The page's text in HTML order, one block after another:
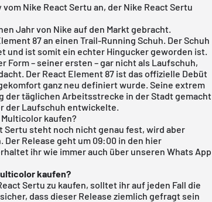
Nike React Sertu an, der Nike React Sertu
Jahr von Nike auf den Markt gebracht.
87 an einen Trail-Running Schuh. Der Schuh
und ist somit ein echter Hingucker geworden ist.
Form – seiner ersten – gar nicht als Laufschuh,
Der React Element 87 ist das offizielle Debüt
ganz neu definiert wurde. Seine extrem
der täglichen Arbeitsstrecke in der Stadt gemacht
der Laufschuh entwickelte.
kaufen?
Sertu steht noch nicht genau fest, wird aber
Release geht um 09:00 in den hier
ihr wie immer auch über unseren Whats App
kaufen?
Sertu zu kaufen, solltet ihr auf jeden Fall die
dass dieser Release ziemlich gefragt sein